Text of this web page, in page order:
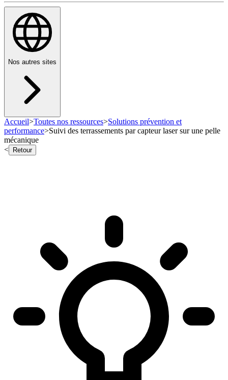
Nos autres sites
Accueil>Toutes nos ressources>Solutions prévention et
performance>Suivi des terrassements par capteur laser sur une pelle
mécanique
<
Retour